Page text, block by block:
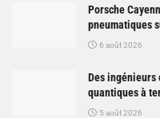
Porsche
pneumatiques
6 août 2026
Des ingénieurs
quantiques à
5 août 2026